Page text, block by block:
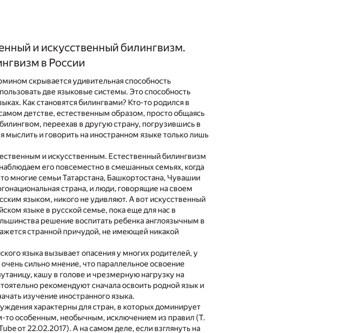
и искусственный билингвизм.
в России
скрывается удивительная способность
две языковые системы. Это способность
Как становятся билингвами? Кто-то родился в
детстве, естественным образом, просто общаясь
переехав в другую страну, погрузившись в
мыслить и говорить на иностранном языке только лишь
и искусственным. Естественный билингвизм
его повсеместно в смешанных семьях, когда
многие семьи Татарстана, Башкортостана, Чувашии
страна, и люди, говорящие на своем
языком, никого не удивляют. А вот искусственный
языке в русской семье, пока еще для нас в
решение воспитать ребенка англоязычным в
странной причудой, не имеющей никакой
языка вызывает опасения у многих родителей, у
сильно мнение, что параллельное освоение
кашу в голове и чрезмерную нагрузку на
рекомендуют сначала освоить родной язык и
изучение иностранного языка.
характерны для стран, в которых доминирует
то особенным, необычным, исключением из правил (Т.
от 22.02.2017). А на самом деле, если взглянуть на